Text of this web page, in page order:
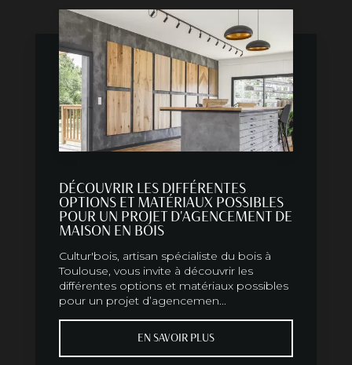
DÉCOUVRIR LES DIFFÉRENTES
OPTIONS ET MATÉRIAUX POSSIBLES
POUR UN PROJET D'AGENCEMENT DE
MAISON EN BOIS
Cultur'bois, artisan spécialiste du bois à
Toulouse, vous invite à découvrir les
différentes options et matériaux possibles
pour un projet d’agencemen...
EN SAVOIR PLUS